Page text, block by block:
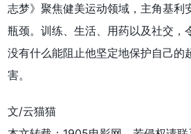
志梦》聚焦健美运动领域，主角基利
瓶颈。训练、生活、用药以及社交，
没有什么能阻止他坚定地保护自己
害。
文/云猫猫